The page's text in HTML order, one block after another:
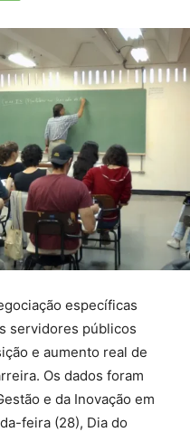
específicas
servidores públicos
e aumento real de
Os dados foram
e da Inovação em
feira (28), Dia do